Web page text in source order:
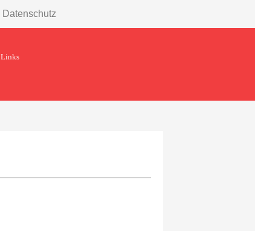
Datenschutz
Links